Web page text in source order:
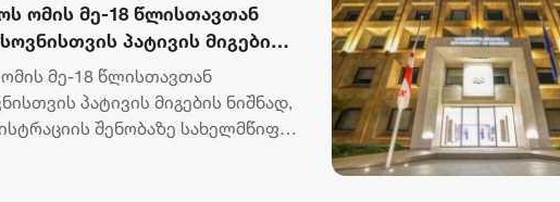
ომის მე-18 წლისთავთან
პატივის მიგების
ადმინისტრაციის
მე-18 წლისთავთან
პატივის მიგების ნიშნად,
შენობაზე სახელმწიფო